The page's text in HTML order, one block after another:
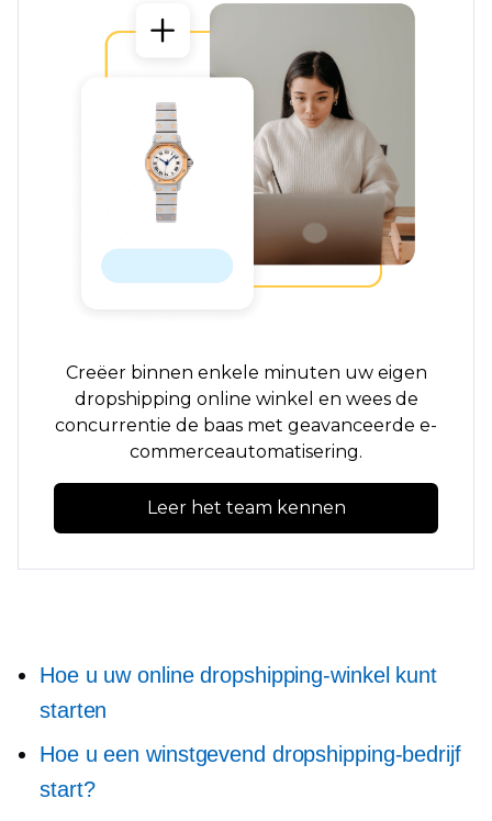
Creëer binnen enkele minuten uw eigen
dropshipping online winkel en wees de
concurrentie de baas met geavanceerde e-
commerceautomatisering.
Leer het team kennen
Hoe u uw online dropshipping-winkel kunt
starten
Hoe u een winstgevend dropshipping-bedrijf
start?